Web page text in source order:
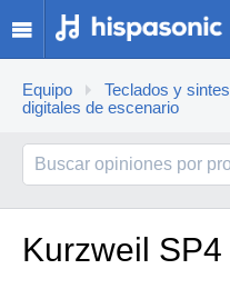
Equipo Teclados y sintes
digitales de escenario
Kurzweil SP4